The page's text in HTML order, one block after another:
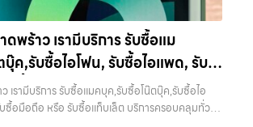
รุงเทพ”, “ขาย iPad ได้ราคา”, “รับซื้อแท็บเล็ต
บซื้อ Samsung มือสอง ราคาสูง” — ที่นี่คือคำตอบ
งตรงให้คุณได้รับราคาและความสะดวกสบายที่เหนือ
ะได้บริการที่คุณไว้วางใจ พร้อมทีมงานที่พร้อม
รับถึงที่ ตรวจสภาพอย่างมืออาชีพ และจ่ายเงินทันที
อุปกรณ์ของคุณเป็นเรื่องง่ายขึ้น ดีกว่า รวดเร็วกว่า
งเลือกเรา ผู้เชี่ยวชาญด้านการให้บริการ รับซื้อมือถือ
งเทพฯ ใกล้ “ใกล้ ฉัน” ที่สุด ในยุคที่สมาร์ทโฟน
อทีใหม่ๆ เปลี่ยนรุ่นกันแทบทุกช่วงเวลา อุปกรณ์ที่คุณ
ที่ไม่ได้ใช้งานอยู่เฉยๆ เว็บไซต์ของเราจึงเกิดขึ้นเพื่อ
มารถเปลี่ยนอุปกรณ์ที่ไม่ใช้แล้วให้กลายเป็นเงินสดได้
ไอโฟน, รับซื้อไอแพด, รับซื้อมือถือ, รับซื้อโทรศัพท์,
บเล็ต, รับซื้อสินค้าไอทีกรุงเทพมหานคร อย่างครบ
นเมืองหรือเขตชานเมือง เรามีทีมงานพร้อมให้บริการ
พร้าว เรามีบริการ รับซื้อแม
ค,รับซื้อไอโฟน, รับซื้อไอแพด, รับ
บซื้อแท็บเล็ต บริการครอบคลุมทั่ว
ที่ใกล้เคียง
เรามีบริการ รับซื้อแมคบุค,รับซื้อโน๊ตบุ๊ค,รับซื้อไอ
ซื้อมือถือ หรือ รับซื้อแท็บเล็ต บริการครอบคลุมทั่ว